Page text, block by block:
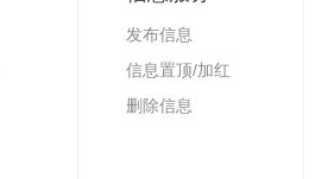
发布信息
信息置顶/加红
删除信息